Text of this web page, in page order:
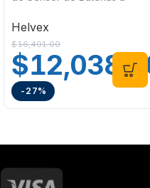
Helvex
$16,491.00
$
-27%